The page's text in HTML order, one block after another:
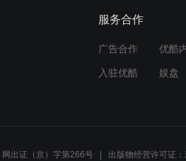
服务合作
广告合作 优酷
入驻优酷 娱盘
出证（京）字第266号 出版物经营许可证